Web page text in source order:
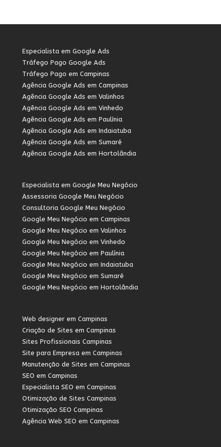
Especialista em Google Ads
Tráfego Pago Google Ads
Tráfego Pago em Campinas
Agência Google Ads em Campinas
Agência Google Ads em Valinhos
Agência Google Ads em Vinhedo
Agência Google Ads em Paulínia
Agência Google Ads em Indaiatuba
Agência Google Ads em Sumaré
Agência Google Ads em Hortolândia
Especialista em Google Meu Negócio
Assessoria Google Meu Negócio
Consultoria Google Meu Negócio
Google Meu Negócio em Campinas
Google Meu Negócio em Valinhos
Google Meu Negócio em Vinhedo
Google Meu Negócio em Paulínia
Google Meu Negócio em Indaiatuba
Google Meu Negócio em Sumaré
Google Meu Negócio em Hortolândia
Web designer em Campinas
Criação de Sites em Campinas
Sites Profissionais Campinas
Site para Empresa em Campinas
Manutenção de Sites em Campinas
SEO em Campinas
Especialista SEO em Campinas
Otimização de Sites Campinas
Otimização SEO Campinas
Agência Web SEO em Campinas